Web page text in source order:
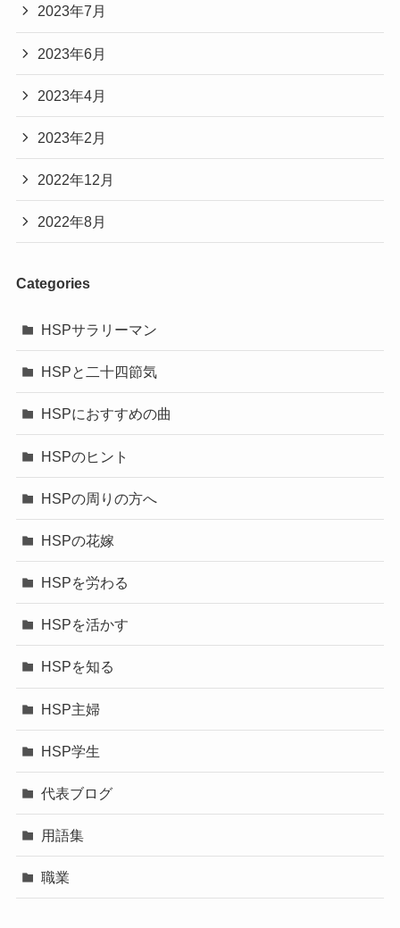
2023年7月
2023年6月
2023年4月
2023年2月
2022年12月
2022年8月
Categories
HSPサラリーマン
HSPと二十四節気
HSPにおすすめの曲
HSPのヒント
HSPの周りの方へ
HSPの花嫁
HSPを労わる
HSPを活かす
HSPを知る
HSP主婦
HSP学生
代表ブログ
用語集
職業